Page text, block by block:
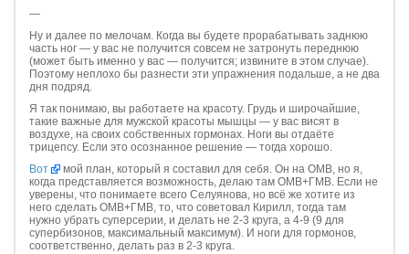
—
Ну и далее по мелочам. Когда вы будете прорабатывать заднюю
часть ног — у вас не получится совсем не затронуть переднюю
(может быть именно у вас — получится; извините в этом случае).
Поэтому неплохо бы разнести эти упражнения подальше, а не два
дня подряд.
Я так понимаю, вы работаете на красоту. Грудь и широчайшие,
такие важные для мужской красоты мышцы — у вас висят в
воздухе, на своих собственных гормонах. Ноги вы отдаёте
трицепсу. Если это осознанное решение — тогда хорошо.
Вот
мой план, который я составил для себя. Он на ОМВ, но я,
когда представляется возможность, делаю там ОМВ+ГМВ. Если не
уверены, что понимаете всего Селуянова, но всё же хотите из
него сделать ОМВ+ГМВ, то, что советовал Кирилл, тогда там
нужно убрать суперсерии, и делать не 2-3 круга, а 4-9 (9 для
супербизонов, максимальный максимум). И ноги для гормонов,
соответственно, делать раз в 2-3 круга.